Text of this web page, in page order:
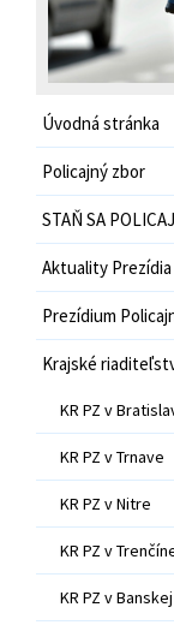
Úvodná stránka
Policajný zbor
STAŇ SA
Aktuality Prezídia
Prezídium
Krajské
KR PZ v
KR PZ v Trnave
KR PZ v Nitre
KR PZ v
KR PZ v